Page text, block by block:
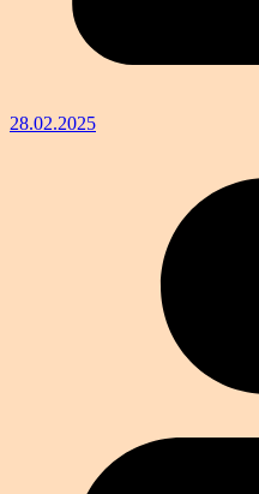
28.02.2025